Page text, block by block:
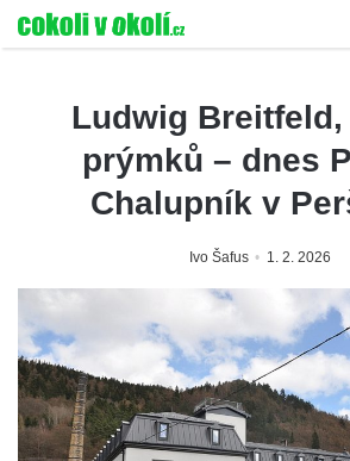
Ludwig
prýmků – dnes
Chalupník v
Ivo Šafus 1. 2. 2026